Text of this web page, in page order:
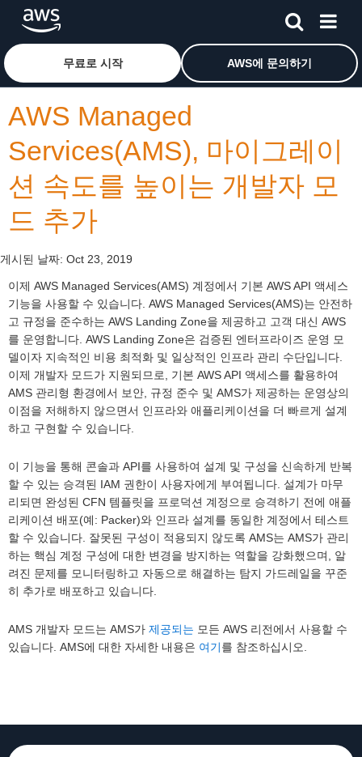
메인 콘텐츠로 건너뛰기Amazon Web Services 홈 페이지로 돌아가려면 여기를 클
무료로 시작 AWS에 문의하기
AWS Managed
Services(AMS), 마이그레이
션 속도를 높이는 개발자 모
드 추가
게시된 날짜: Oct 23, 2019
이제 AWS Managed Services(AMS) 계정에서 기본 AWS API 액세스
기능을 사용할 수 있습니다. AWS Managed Services(AMS)는 안전하
고 규정을 준수하는 AWS Landing Zone을 제공하고 고객 대신 AWS
를 운영합니다. AWS Landing Zone은 검증된 엔터프라이즈 운영 모
델이자 지속적인 비용 최적화 및 일상적인 인프라 관리 수단입니다.
이제 개발자 모드가 지원되므로, 기본 AWS API 액세스를 활용하여
AMS 관리형 환경에서 보안, 규정 준수 및 AMS가 제공하는 운영상의
이점을 저해하지 않으면서 인프라와 애플리케이션을 더 빠르게 설계
하고 구현할 수 있습니다.
이 기능을 통해 콘솔과 API를 사용하여 설계 및 구성을 신속하게 반복
할 수 있는 승격된 IAM 권한이 사용자에게 부여됩니다. 설계가 마무
리되면 완성된 CFN 템플릿을 프로덕션 계정으로 승격하기 전에 애플
리케이션 배포(예: Packer)와 인프라 설계를 동일한 계정에서 테스트
할 수 있습니다. 잘못된 구성이 적용되지 않도록 AMS는 AMS가 관리
하는 핵심 계정 구성에 대한 변경을 방지하는 역할을 강화했으며, 알
려진 문제를 모니터링하고 자동으로 해결하는 탐지 가드레일을 꾸준
히 추가로 배포하고 있습니다.
AMS 개발자 모드는 AMS가 제공되는 모든 AWS 리전에서 사용할 수
있습니다. AMS에 대한 자세한 내용은 여기를 참조하십시오.